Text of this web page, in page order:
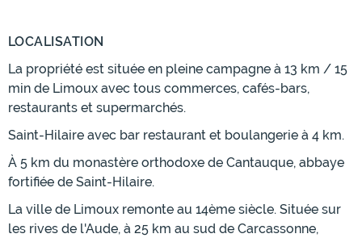
LOCALISATION
La propriété est située en pleine campagne à 13 km / 15
min de Limoux avec tous commerces, cafés-bars,
restaurants et supermarchés.
Saint-Hilaire avec bar restaurant et boulangerie à 4 km.
À 5 km du monastère orthodoxe de Cantauque, abbaye
fortifiée de Saint-Hilaire.
La ville de Limoux remonte au 14ème siècle. Située sur
les rives de l'Aude, à 25 km au sud de Carcassonne,